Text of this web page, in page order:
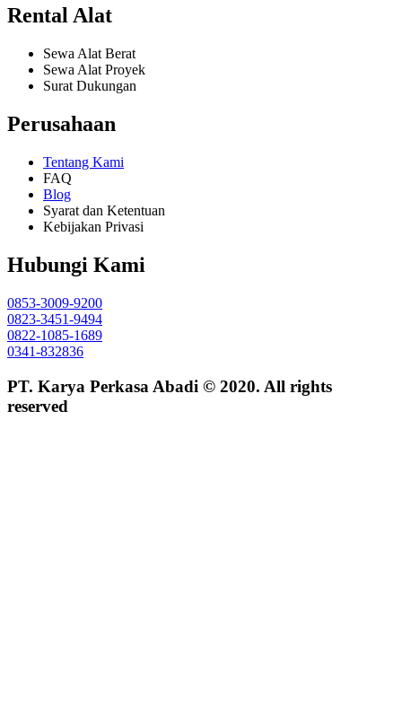
Rental Alat
Sewa Alat Berat
Sewa Alat Proyek
Surat Dukungan
Perusahaan
Tentang Kami
FAQ
Blog
Syarat dan Ketentuan
Kebijakan Privasi
Hubungi Kami
0853-3009-9200
0823-3451-9494
0822-1085-1689
0341-832836
PT. Karya Perkasa Abadi © 2020. All rights
reserved